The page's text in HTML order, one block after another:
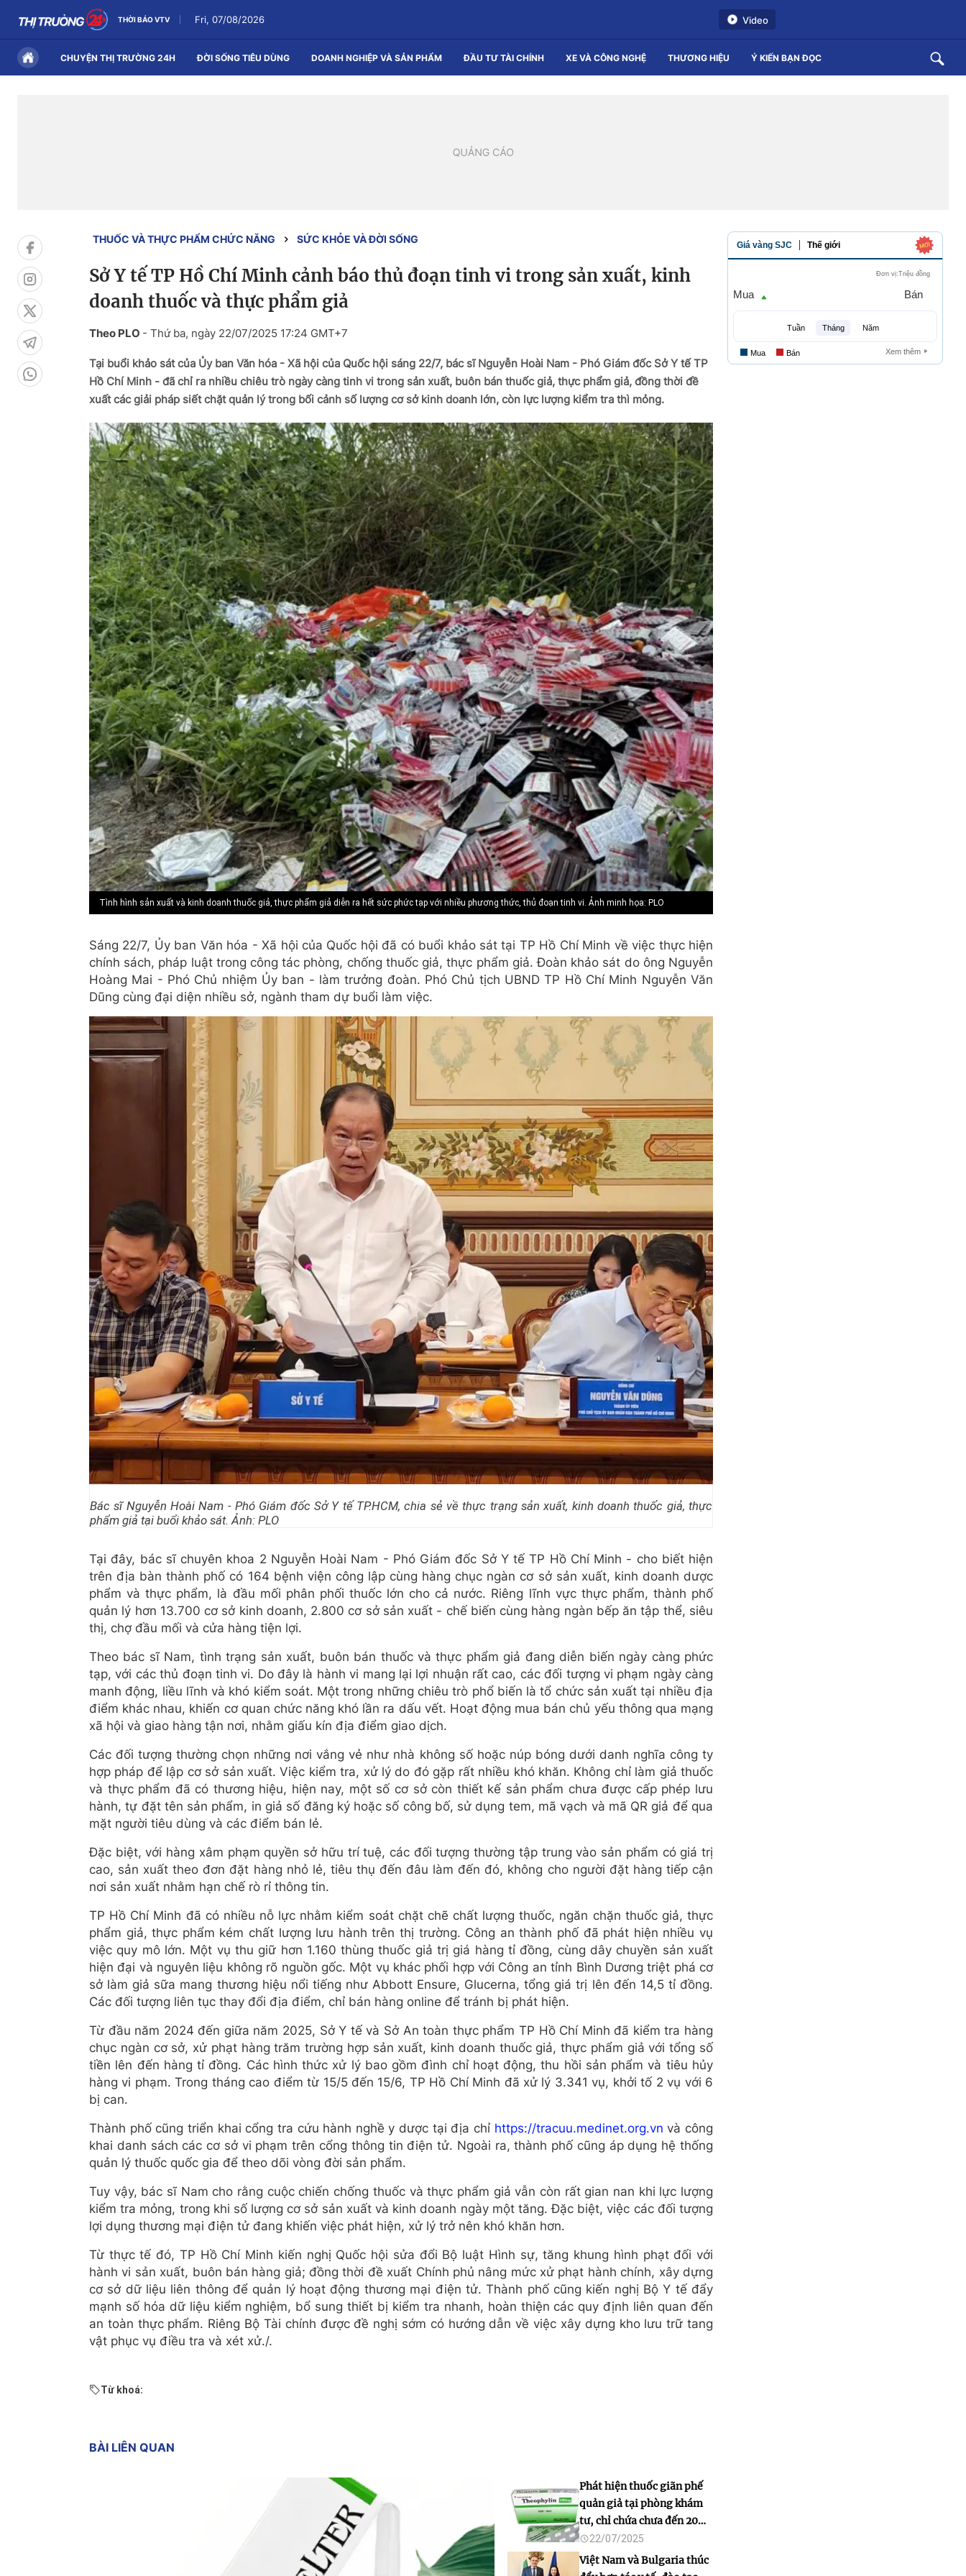
THỜI BÁO VTV Fri, 07/08/2026 Video
CHUYỆN THỊ TRƯỜNG 24H ĐỜI SỐNG TIÊU DÙNG DOANH NGHIỆP VÀ SẢN PHẨM ĐẦU TƯ TÀI CHÍNH XE VÀ CÔNG NGHỆ THƯƠNG HIỆU Ý KIẾN BẠN ĐỌC
THUỐC VÀ THỰC PHẨM CHỨC NĂNG SỨC KHỎE VÀ ĐỜI SỐNG
Sở Y tế TP Hồ Chí Minh cảnh báo thủ đoạn tinh vi trong sản xuất, kinh
doanh thuốc và thực phẩm giả
Theo PLO - Thứ ba, ngày 22/07/2025 17:24 GMT+7
Tại buổi khảo sát của Ủy ban Văn hóa - Xã hội của Quốc hội sáng 22/7, bác sĩ Nguyễn Hoài Nam - Phó Giám đốc Sở Y tế TP
Hồ Chí Minh - đã chỉ ra nhiều chiêu trò ngày càng tinh vi trong sản xuất, buôn bán thuốc giả, thực phẩm giả, đồng thời đề
xuất các giải pháp siết chặt quản lý trong bối cảnh số lượng cơ sở kinh doanh lớn, còn lực lượng kiểm tra thì mỏng.
Tình hình sản xuất và kinh doanh thuốc giả, thực phẩm giả diễn ra hết sức phức tạp với nhiều phương thức, thủ đoạn tinh vi. Ảnh minh họa: PLO
Sáng 22/7, Ủy ban Văn hóa - Xã hội của Quốc hội đã có buổi khảo sát tại TP Hồ Chí Minh về việc thực hiện
chính sách, pháp luật trong công tác phòng, chống thuốc giả, thực phẩm giả. Đoàn khảo sát do ông Nguyễn
Hoàng Mai - Phó Chủ nhiệm Ủy ban - làm trưởng đoàn. Phó Chủ tịch UBND TP Hồ Chí Minh Nguyễn Văn
Dũng cùng đại diện nhiều sở, ngành tham dự buổi làm việc.
Bác sĩ Nguyễn Hoài Nam - Phó Giám đốc Sở Y tế TP.HCM, chia sẻ về thực trạng sản xuất, kinh doanh thuốc giả, thực
phẩm giả tại buổi khảo sát. Ảnh: PLO
Tại đây, bác sĩ chuyên khoa 2 Nguyễn Hoài Nam - Phó Giám đốc Sở Y tế TP Hồ Chí Minh - cho biết hiện
trên địa bàn thành phố có 164 bệnh viện công lập cùng hàng chục ngàn cơ sở sản xuất, kinh doanh dược
phẩm và thực phẩm, là đầu mối phân phối thuốc lớn cho cả nước. Riêng lĩnh vực thực phẩm, thành phố
quản lý hơn 13.700 cơ sở kinh doanh, 2.800 cơ sở sản xuất - chế biến cùng hàng ngàn bếp ăn tập thể, siêu
thị, chợ đầu mối và cửa hàng tiện lợi.
Theo bác sĩ Nam, tình trạng sản xuất, buôn bán thuốc và thực phẩm giả đang diễn biến ngày càng phức
tạp, với các thủ đoạn tinh vi. Do đây là hành vi mang lại lợi nhuận rất cao, các đối tượng vi phạm ngày càng
manh động, liều lĩnh và khó kiểm soát. Một trong những chiêu trò phổ biến là tổ chức sản xuất tại nhiều địa
điểm khác nhau, khiến cơ quan chức năng khó lần ra dấu vết. Hoạt động mua bán chủ yếu thông qua mạng
xã hội và giao hàng tận nơi, nhằm giấu kín địa điểm giao dịch.
Các đối tượng thường chọn những nơi vắng vẻ như nhà không số hoặc núp bóng dưới danh nghĩa công ty
hợp pháp để lập cơ sở sản xuất. Việc kiểm tra, xử lý do đó gặp rất nhiều khó khăn. Không chỉ làm giả thuốc
và thực phẩm đã có thương hiệu, hiện nay, một số cơ sở còn thiết kế sản phẩm chưa được cấp phép lưu
hành, tự đặt tên sản phẩm, in giả số đăng ký hoặc số công bố, sử dụng tem, mã vạch và mã QR giả để qua
mặt người tiêu dùng và các điểm bán lẻ.
Đặc biệt, với hàng xâm phạm quyền sở hữu trí tuệ, các đối tượng thường tập trung vào sản phẩm có giá trị
cao, sản xuất theo đơn đặt hàng nhỏ lẻ, tiêu thụ đến đâu làm đến đó, không cho người đặt hàng tiếp cận
nơi sản xuất nhằm hạn chế rò rỉ thông tin.
TP Hồ Chí Minh đã có nhiều nỗ lực nhằm kiểm soát chặt chẽ chất lượng thuốc, ngăn chặn thuốc giả, thực
phẩm giả, thực phẩm kém chất lượng lưu hành trên thị trường. Công an thành phố đã phát hiện nhiều vụ
việc quy mô lớn. Một vụ thu giữ hơn 1.160 thùng thuốc giả trị giá hàng tỉ đồng, cùng dây chuyền sản xuất
hiện đại và nguyên liệu không rõ nguồn gốc. Một vụ khác phối hợp với Công an tỉnh Bình Dương triệt phá cơ
sở làm giả sữa mang thương hiệu nổi tiếng như Abbott Ensure, Glucerna, tổng giá trị lên đến 14,5 tỉ đồng.
Các đối tượng liên tục thay đổi địa điểm, chỉ bán hàng online để tránh bị phát hiện.
Từ đầu năm 2024 đến giữa năm 2025, Sở Y tế và Sở An toàn thực phẩm TP Hồ Chí Minh đã kiểm tra hàng
chục ngàn cơ sở, xử phạt hàng trăm trường hợp sản xuất, kinh doanh thuốc giả, thực phẩm giả với tổng số
tiền lên đến hàng tỉ đồng. Các hình thức xử lý bao gồm đình chỉ hoạt động, thu hồi sản phẩm và tiêu hủy
hàng vi phạm. Trong tháng cao điểm từ 15/5 đến 15/6, TP Hồ Chí Minh đã xử lý 3.341 vụ, khởi tố 2 vụ với 6
bị can.
Thành phố cũng triển khai cổng tra cứu hành nghề y dược tại địa chỉ https://tracuu.medinet.org.vn và công
khai danh sách các cơ sở vi phạm trên cổng thông tin điện tử. Ngoài ra, thành phố cũng áp dụng hệ thống
quản lý thuốc quốc gia để theo dõi vòng đời sản phẩm.
Tuy vậy, bác sĩ Nam cho rằng cuộc chiến chống thuốc và thực phẩm giả vẫn còn rất gian nan khi lực lượng
kiểm tra mỏng, trong khi số lượng cơ sở sản xuất và kinh doanh ngày một tăng. Đặc biệt, việc các đối tượng
lợi dụng thương mại điện tử đang khiến việc phát hiện, xử lý trở nên khó khăn hơn.
Từ thực tế đó, TP Hồ Chí Minh kiến nghị Quốc hội sửa đổi Bộ luật Hình sự, tăng khung hình phạt đối với
hành vi sản xuất, buôn bán hàng giả; đồng thời đề xuất Chính phủ nâng mức xử phạt hành chính, xây dựng
cơ sở dữ liệu liên thông để quản lý hoạt động thương mại điện tử. Thành phố cũng kiến nghị Bộ Y tế đẩy
mạnh số hóa dữ liệu kiểm nghiệm, bổ sung thiết bị kiểm tra nhanh, hoàn thiện các quy định liên quan đến
an toàn thực phẩm. Riêng Bộ Tài chính được đề nghị sớm có hướng dẫn về việc xây dựng kho lưu trữ tang
vật phục vụ điều tra và xét xử./.
Từ khoá:
BÀI LIÊN QUAN
Phát hiện thuốc giãn phế
quản giả tại phòng khám
tư, chỉ chứa chưa đến 20%
hoạt chất
22/07/2025
Việt Nam và Bulgaria thúc